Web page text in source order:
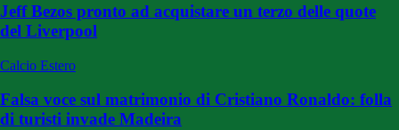
Jeff Bezos pronto ad acquistare un terzo delle quote
del Liverpool
Calcio Estero
Falsa voce sul matrimonio di Cristiano Ronaldo: folla
di turisti invade Madeira